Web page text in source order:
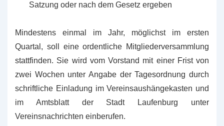
Satzung oder nach dem Gesetz ergeben
Mindestens einmal im Jahr, möglichst im ersten
Quartal, soll eine ordentliche Mitgliederversammlung
stattfinden. Sie wird vom Vorstand mit einer Frist von
zwei Wochen unter Angabe der Tagesordnung durch
schriftliche Einladung im Vereinsaushängekasten und
im Amtsblatt der Stadt Laufenburg unter
Vereinsnachrichten einberufen.